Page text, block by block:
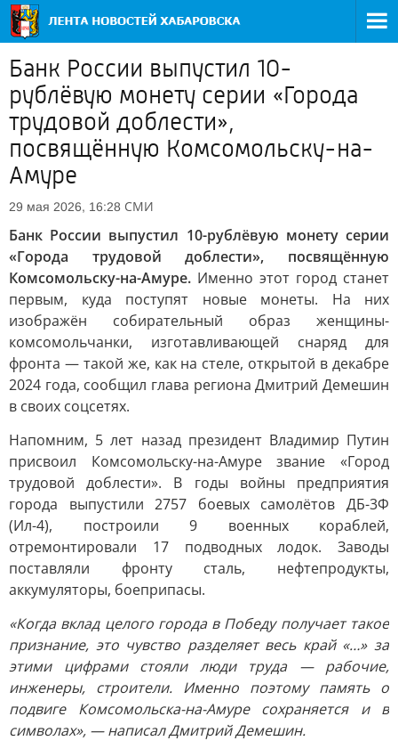
Банк России выпустил 10-
рублёвую монету серии «Города
трудовой доблести»,
посвящённую Комсомольску-на-
Амуре
29 мая 2026, 16:28 СМИ
Банк России выпустил 10-рублёвую монету серии
«Города трудовой доблести», посвящённую
Комсомольску-на-Амуре. Именно этот город станет
первым, куда поступят новые монеты. На них
изображён собирательный образ женщины-
комсомольчанки, изготавливающей снаряд для
фронта — такой же, как на стеле, открытой в декабре
2024 года, сообщил глава региона Дмитрий Демешин
в своих соцсетях.
Напомним, 5 лет назад президент Владимир Путин
присвоил Комсомольску-на-Амуре звание «Город
трудовой доблести». В годы войны предприятия
города выпустили 2757 боевых самолётов ДБ-3Ф
(Ил-4), построили 9 военных кораблей,
отремонтировали 17 подводных лодок. Заводы
поставляли фронту сталь, нефтепродукты,
аккумуляторы, боеприпасы.
«Когда вклад целого города в Победу получает такое
признание, это чувство разделяет весь край «…» за
этими цифрами стояли люди труда — рабочие,
инженеры, строители. Именно поэтому память о
подвиге Комсомольска-на-Амуре сохраняется и в
символах», — написал Дмитрий Демешин.